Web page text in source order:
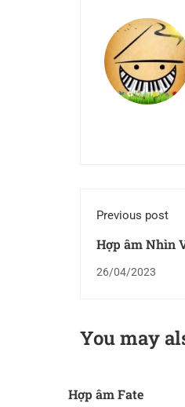
Previous post
Hợp âm Nhìn
26/04/2023
You may
Hợp âm Fate